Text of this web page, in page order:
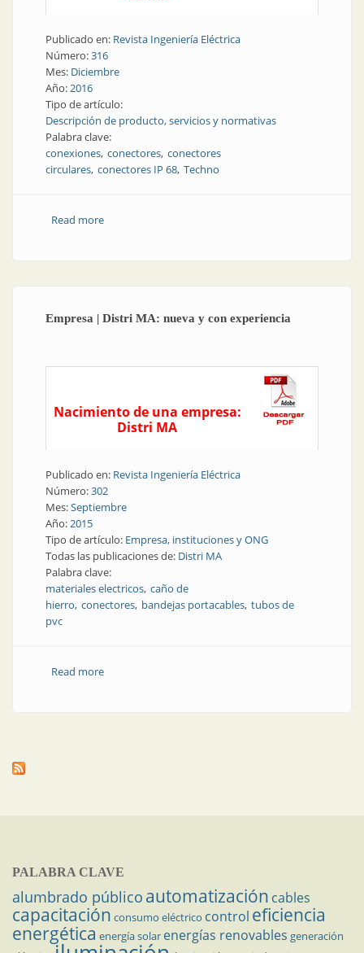
Publicado en: Revista Ingeniería Eléctrica
Número:316
Mes: Diciembre
Año:2016
Tipo de artículo:
Descripción de producto, servicios y normativas
Palabra clave:
conexiones conectores conectores
circulares conectores IP 68 Techno
Read moreabout Producto | Nuevos conectores IP 68
Empresa | Distri MA: nueva y con experiencia
Nacimiento de una empresa:
Distri MA
Publicado en: Revista Ingeniería Eléctrica
Número:302
Mes:Septiembre
Año:2015
Tipo de artículo: Empresa, instituciones y ONG
Todas las publicaciones de: Distri MA
Palabra clave:
materiales electricos caño de
hierro conectores bandejas portacables tubos de
pvc
Read moreabout Empresa | Distri MA: nueva y con experiencia
PALABRA CLAVE
alumbrado público automatización cables
capacitación consumo eléctrico control eficiencia
energética energía solar energías renovables generación